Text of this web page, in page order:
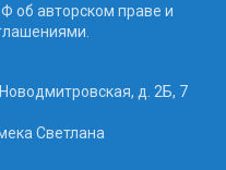
об авторском праве и
д. 2Б, 7
Светлана